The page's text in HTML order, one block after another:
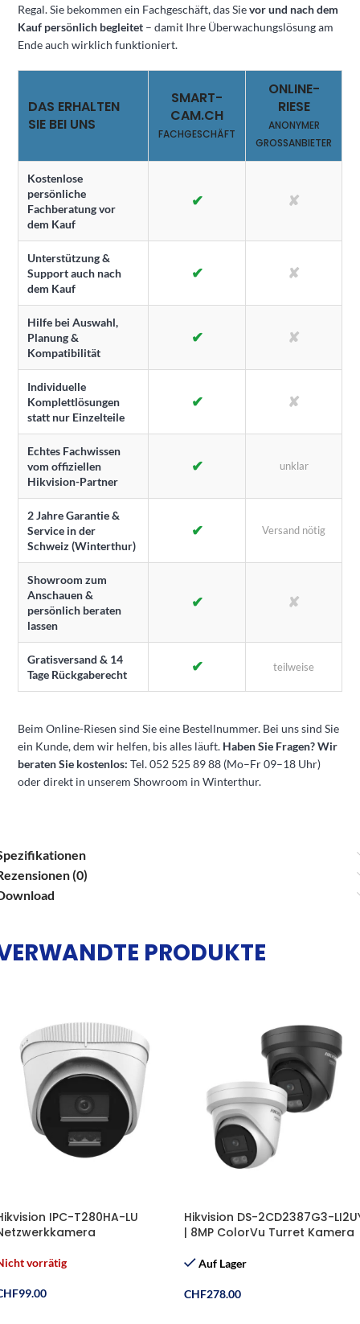
Regal. Sie bekommen ein Fachgeschäft, das Sievor und nach dem
Kauf persönlich begleitet – damit Ihre Überwachungslösung am
Ende auch wirklich funktioniert.
DAS ERHALTEN
SIE BEI UNS
SMART-
CAM.CH
FACHGESCHÄFT
ONLINE-
RIESE
ANONYMER
GROSSANBIETER
Kostenlose
persönliche
Fachberatung vor
dem Kauf
✔ ✘
Unterstützung &
Support auch nach
dem Kauf
✔ ✘
Hilfe bei Auswahl,
Planung &
Kompatibilität
✔ ✘
Individuelle
Komplettlösungen
statt nur Einzelteile
✔ ✘
Echtes Fachwissen
vom offiziellen
Hikvision-Partner
✔ unklar
2 Jahre Garantie &
Service in der
Schweiz (Winterthur)
✔ Versand nötig
Showroom zum
Anschauen &
persönlich beraten
lassen
✔ ✘
Gratisversand & 14
Tage Rückgaberecht
✔ teilweise
Beim Online-Riesen sind Sie eine Bestellnummer. Bei uns sind Sie
ein Kunde, dem wir helfen, bis alles läuft. Haben Sie Fragen? Wir
beraten Sie kostenlos: Tel. 052 525 89 88 (Mo–Fr 09–18 Uhr)
oder direkt in unserem Showroom in Winterthur.
(0)
PRODUKTE
IPC-T280HA-LU
vorrätig
99.00
Hikvision DS-2CD2387G3-
| 8MP ColorVu Turret Kamera
Auf Lager
CHF278.00